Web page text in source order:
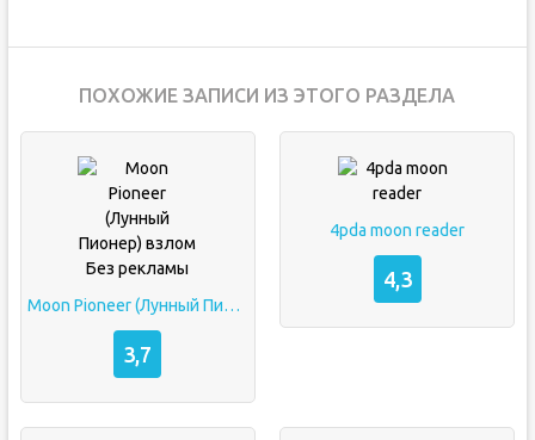
ПОХОЖИЕ ЗАПИСИ ИЗ ЭТОГО РАЗДЕЛА
Moon Pioneer (Лунный Пионер) взлом Без рекламы
3,7
4pda moon reader
4,3